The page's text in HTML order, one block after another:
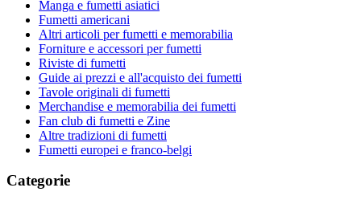
Manga e fumetti asiatici
Fumetti americani
Altri articoli per fumetti e memorabilia
Forniture e accessori per fumetti
Riviste di fumetti
Guide ai prezzi e all'acquisto dei fumetti
Tavole originali di fumetti
Merchandise e memorabilia dei fumetti
Fan club di fumetti e Zine
Altre tradizioni di fumetti
Fumetti europei e franco-belgi
Categorie